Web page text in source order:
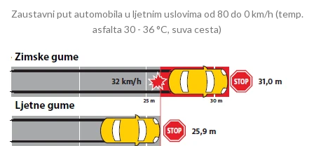
Zaustavni put automobila u ljetnim uslovima od 80 do 0 km/h (temp.
asfalta 30 - 36 °C, suva cesta)